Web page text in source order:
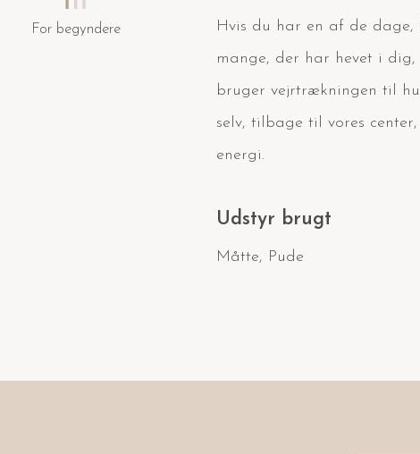
For begyndere
Hvis du har en af de
mange, der har hevet i
bruger vejrtrækningen til
selv, tilbage til vores
energi.
Udstyr brugt
Måtte, Pude